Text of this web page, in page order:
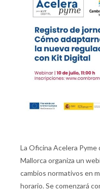
La Oficina Acelera Pyme
Mallorca organiza un
cambios normativos en
horario. Se comenzará